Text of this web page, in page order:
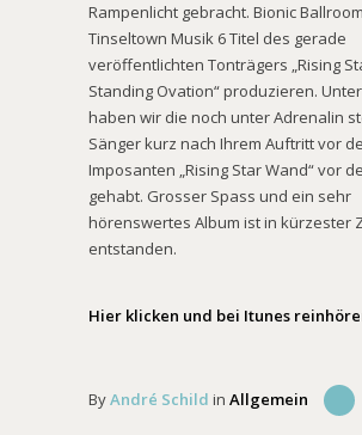
Rampenlicht gebracht. Bionic
Tinseltown Musik 6 Titel des gerade
veröffentlichten Tonträgers „Rising
Standing Ovation“ produzieren.
haben wir die noch unter Adrenalin
Sänger kurz nach Ihrem Auftritt vor
Imposanten „Rising Star Wand“ vor
gehabt. Grosser Spass und ein sehr
hörenswertes Album ist in kürzester
entstanden.
Hier klicken und bei Itunes
ByAndré Schild in Allgemein